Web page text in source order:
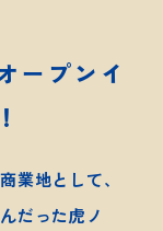
ープンイ
業地として、
だった虎ノ